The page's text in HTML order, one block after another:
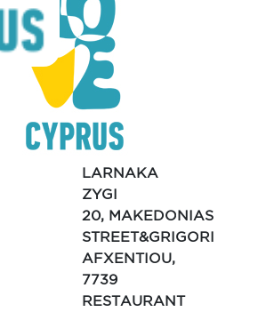
LARNAKA
ZYGI
20, MAKEDONIAS
STREET&GRIGORI
AFXENTIOU,
7739
RESTAURANT